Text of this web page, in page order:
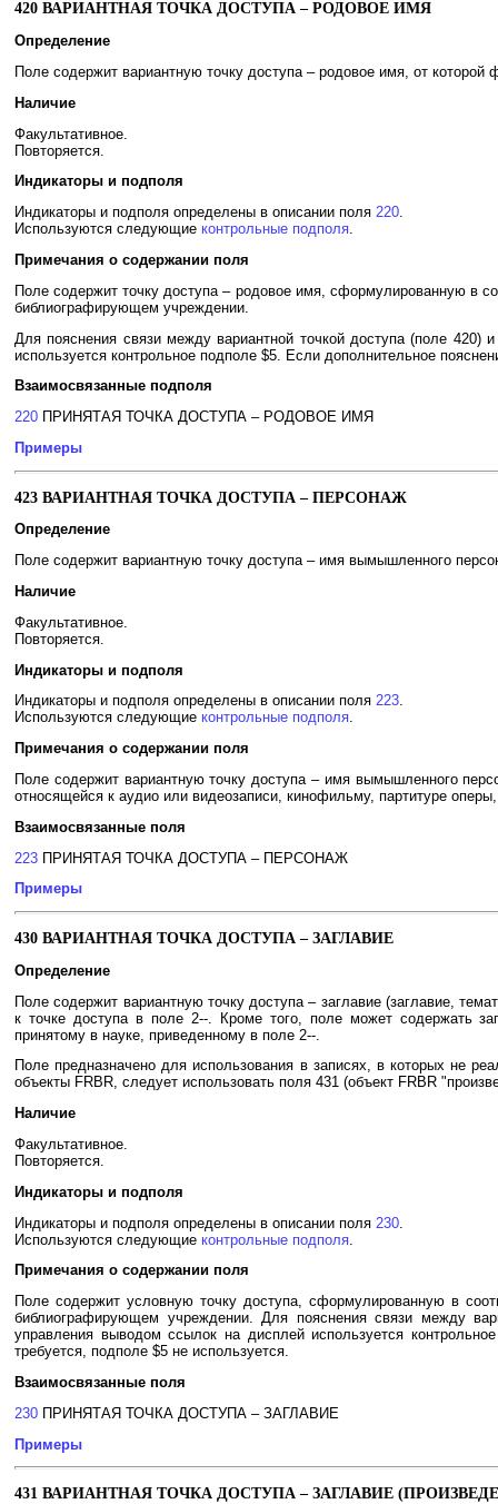
420 ВАРИАНТНАЯ ТОЧКА ДОСТУПА – РОДОВОЕ ИМЯ
Определение
Поле содержит вариантную точку доступа – родовое имя, от
Наличие
Факультативное.
Повторяется.
Индикаторы и подполя
Индикаторы и подполя определены в описании поля 220.
Используются следующие контрольные подполя.
Примечания о содержании поля
Поле содержит точку доступа – родовое имя, сформулированную в
библиографирующем учреждении.
Для пояснения связи между вариантной точкой доступа (поле
используется контрольное подполе $5. Если дополнительное
Взаимосвязанные подполя
220 ПРИНЯТАЯ ТОЧКА ДОСТУПА – РОДОВОЕ ИМЯ
Примеры
423 ВАРИАНТНАЯ ТОЧКА ДОСТУПА – ПЕРСОНАЖ
Определение
Поле содержит вариантную точку доступа – имя вымышленного
Наличие
Факультативное.
Повторяется.
Индикаторы и подполя
Индикаторы и подполя определены в описании поля 223.
Используются следующие контрольные подполя.
Примечания о содержании поля
Поле содержит вариантную точку доступа – имя вымышленного
относящейся к аудио или видеозаписи, кинофильму, партитуре
Взаимосвязанные поля
223 ПРИНЯТАЯ ТОЧКА ДОСТУПА – ПЕРСОНАЖ
Примеры
430 ВАРИАНТНАЯ ТОЧКА ДОСТУПА – ЗАГЛАВИЕ
Определение
Поле содержит вариантную точку доступа – заглавие (заглавие,
к точке доступа в поле 2--. Кроме того, поле может содержать
принятому в науке, приведенному в поле 2--.
Поле предназначено для использования в записях, в которых не
объекты FRBR, следует использовать поля 431 (объект FRBR
Наличие
Факультативное.
Повторяется.
Индикаторы и подполя
Индикаторы и подполя определены в описании поля 230
Используются следующие контрольные подполя
Примечания о содержании поля
Поле содержит условную точку доступа, сформулированную в
библиографирующем учреждении. Для пояснения связи между
управления выводом ссылок на дисплей используется
требуется, подполе $5 не используется.
Взаимосвязанные поля
230 ПРИНЯТАЯ ТОЧКА ДОСТУПА – ЗАГЛАВИЕ
Примеры
431 ВАРИАНТНАЯ ТОЧКА ДОСТУПА – ЗАГЛАВИЕ